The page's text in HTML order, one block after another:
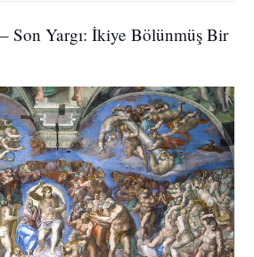
Son Yargı: İkiye Bölünmüş Bir